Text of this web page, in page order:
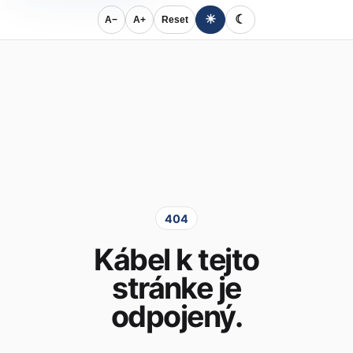
A− A+ Reset ☀ ☾
404
Kábel k tejto
stránke je
odpojený.